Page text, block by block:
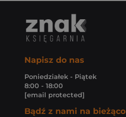
Napisz do nas
Poniedziałek - Piątek
8:00 - 18:00
[email protected]
Bądź z nami na bieżąco